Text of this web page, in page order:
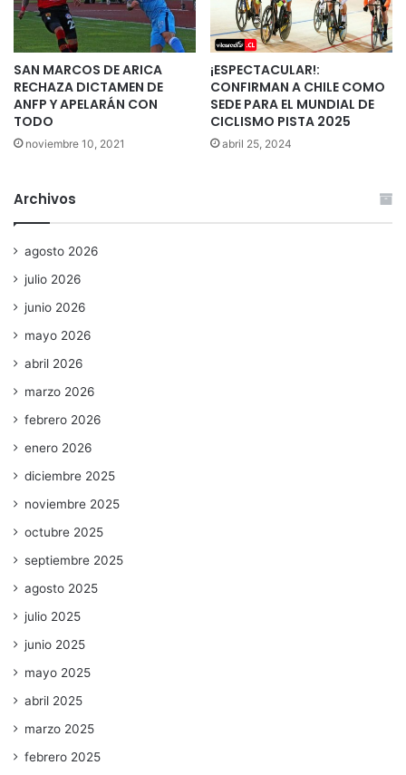
SAN MARCOS DE ARICA
RECHAZA DICTAMEN DE
ANFP Y APELARÁN CON
TODO
noviembre 10, 2021
¡ESPECTACULAR!:
CONFIRMAN A CHILE COMO
SEDE PARA EL MUNDIAL DE
CICLISMO PISTA 2025
abril 25, 2024
Archivos
agosto 2026
julio 2026
junio 2026
mayo 2026
abril 2026
marzo 2026
febrero 2026
enero 2026
diciembre 2025
noviembre 2025
octubre 2025
septiembre 2025
agosto 2025
julio 2025
junio 2025
mayo 2025
abril 2025
marzo 2025
febrero 2025